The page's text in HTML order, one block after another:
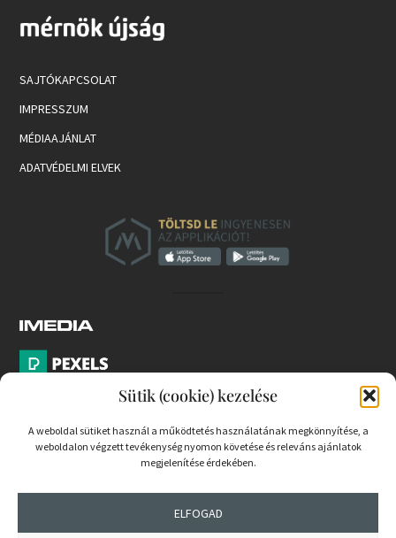
Sütik (cookie) kezelése
A weboldal sütiket használ a működtetés használatának megkönnyítése, a
weboldalon végzett tevékenység nyomon követése és releváns ajánlatok
megjelenítése érdekében.
ELFOGAD
SAJTÓKAPCSOLAT
IMPRESSZUM
MÉDIAAJÁNLAT
ADATVÉDELMI ELVEK
PARTNEREK